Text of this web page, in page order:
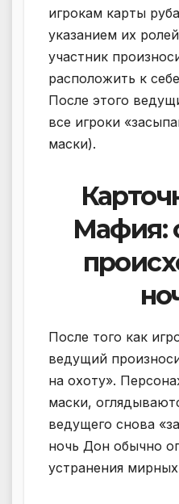
игрокам карты
указанием их
участник
расположить к
После этого
все игроки
маски).
Мафия:
После того как
ведущий
на охоту».
маски,
ведущего снова
ночь Дон обычно
устранения